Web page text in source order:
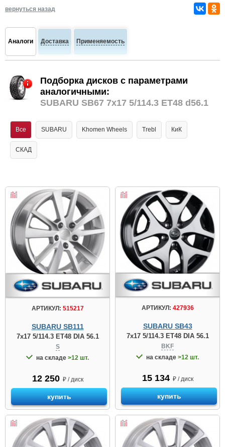
вернуться назад
Аналоги Доставка Применяемость
Подборка дисков с параметрами
аналогичными:
SUBARU SB67 7x17 5/114.3 ET48 d56.1
Все SUBARU Khomen Wheels Trebl КиК
СКАД
АРТИКУЛ: 515217
SUBARU SB111
7x17 5/114.3 ET48 DIA 56.1
S
на складе >12 шт.
12 250 ₽ / диск
купить
АРТИКУЛ: 427936
SUBARU SB43
7x17 5/114.3 ET48 DIA 56.1
BKF
на складе >12 шт.
15 134 ₽ / диск
купить